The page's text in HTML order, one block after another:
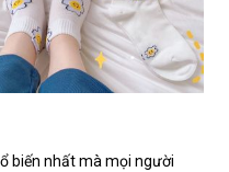
biến nhất mà mọi người